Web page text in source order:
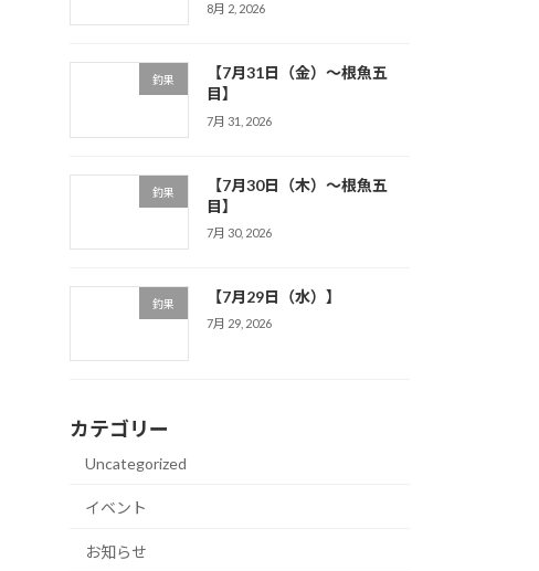
8月 2, 2026
釣果
【7月31日（金）～根魚五
目】
7月 31, 2026
釣果
【7月30日（木）～根魚五
目】
7月 30, 2026
釣果 【7月29日（水）】
7月 29, 2026
カテゴリー
Uncategorized
イベント
お知らせ